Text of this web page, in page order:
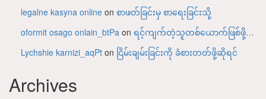
legalne kasyna online on စာဖတ်ခြင်းမှ စာရေးခြင်းသို့
oformit osago onlain_btPa on ရင့်ကျက်တဲ့သူတစ်ယောက်ဖြစ်ဖို့…
Lychshie karnizi_aqPt on ငြိမ်းချမ်းခြင်းကို ခံစားတတ်ဖို့ဆိုရင်
Archives